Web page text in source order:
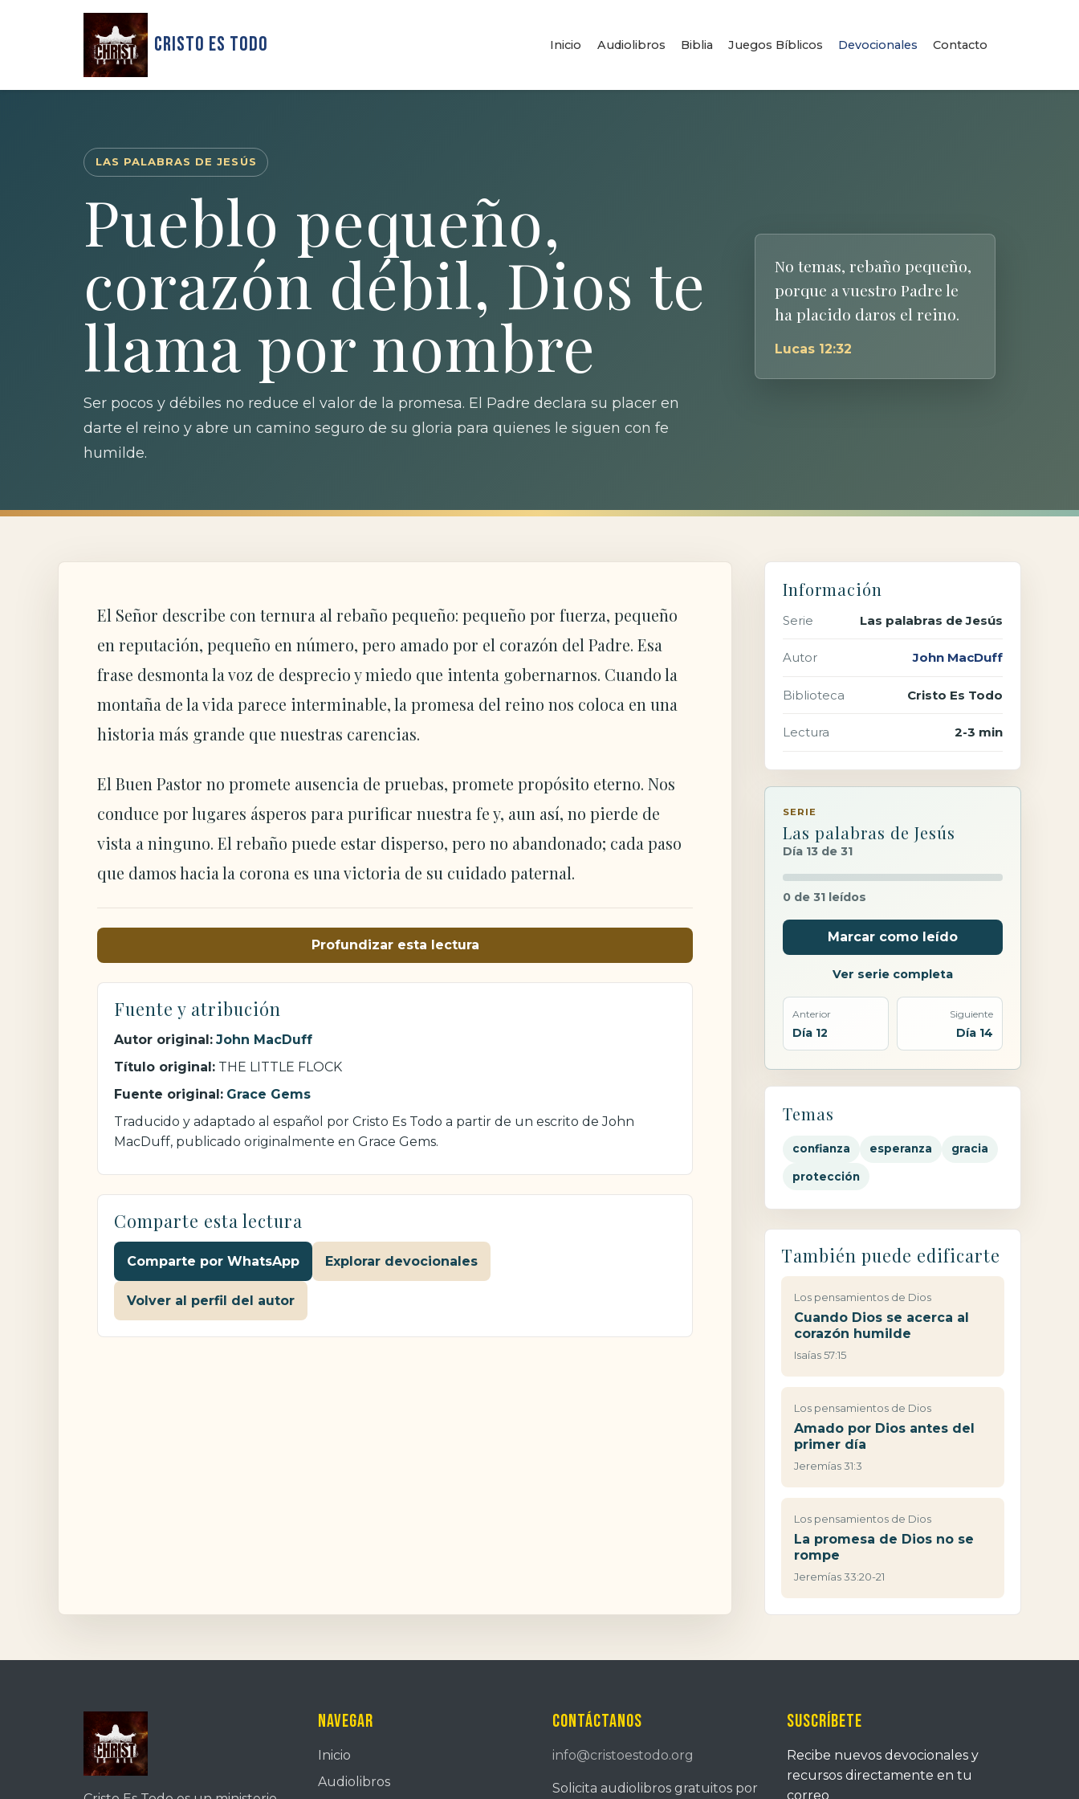
Cristo Es Todo Inicio Audiolibros Biblia Juegos Bíblicos Devocionales Contacto
LAS PALABRAS DE JESÚS
Pueblo pequeño,
corazón débil, Dios te
llama por nombre
Ser pocos y débiles no reduce el valor de la promesa. El Padre declara su placer en
darte el reino y abre un camino seguro de su gloria para quienes le siguen con fe
humilde.
No temas, rebaño pequeño,
porque a vuestro Padre le
ha placido daros el reino.
Lucas 12:32
El Señor describe con ternura al rebaño pequeño: pequeño por fuerza, pequeño
en reputación, pequeño en número, pero amado por el corazón del Padre. Esa
frase desmonta la voz de desprecio y miedo que intenta gobernarnos. Cuando la
montaña de la vida parece interminable, la promesa del reino nos coloca en una
historia más grande que nuestras carencias.
El Buen Pastor no promete ausencia de pruebas, promete propósito eterno. Nos
conduce por lugares ásperos para purificar nuestra fe y, aun así, no pierde de
vista a ninguno. El rebaño puede estar disperso, pero no abandonado; cada paso
que damos hacia la corona es una victoria de su cuidado paternal.
Profundizar esta lectura
Fuente y atribución
Autor original: John MacDuff
Título original: THE LITTLE FLOCK
Fuente original: Grace Gems
Traducido y adaptado al español por Cristo Es Todo a partir de un escrito de John
MacDuff, publicado originalmente en Grace Gems.
Comparte esta lectura
Comparte por WhatsApp Explorar devocionales
Volver al perfil del autor
Información
Serie Las palabras de Jesús
Autor John MacDuff
Biblioteca Cristo Es Todo
Lectura 2-3 min
SERIE
Las palabras de Jesús
Día 13 de 31
0 de 31 leídos
Marcar como leído
Ver serie completa
Anterior
Día 12
Siguiente
Día 14
Temas
confianza esperanza gracia
protección
También puede edificarte
Los pensamientos de Dios
Cuando Dios se acerca al
corazón humilde
Isaías 57:15
Los pensamientos de Dios
Amado por Dios antes del
primer día
Jeremías 31:3
Los pensamientos de Dios
La promesa de Dios no se
rompe
Jeremías 33:20-21
Navegar
Inicio
Audiolibros
Contáctanos
info@cristoestodo.org
Solicita audiolibros gratuitos por
Suscríbete
Recibe nuevos devocionales y
recursos directamente en tu
correo